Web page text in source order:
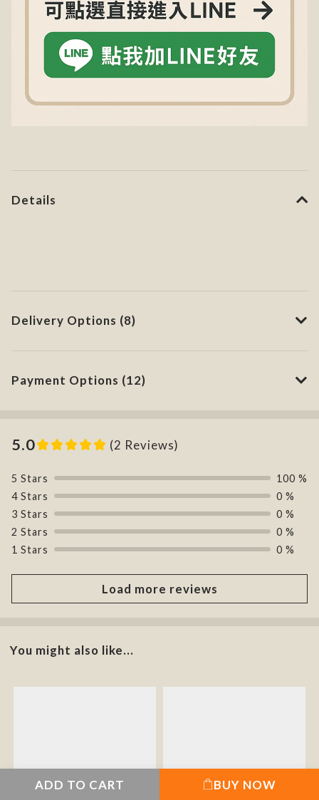
ADD TO CART BUY NOW
Details
Delivery Options (8)
Payment Options (12)
5.0 (2 Reviews)
5 Stars
100 %
4 Stars
0 %
3 Stars
0 %
2 Stars
0 %
1 Stars
0 %
Load more reviews
You might also like...